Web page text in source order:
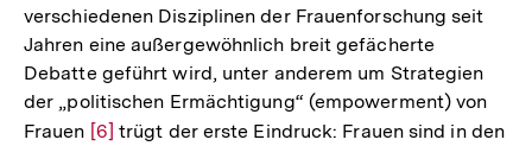
verschiedenen Disziplinen der Frauenforschung seit
Jahren eine außergewöhnlich breit gefächerte
Debatte geführt wird, unter anderem um Strategien
der „politischen Ermächtigung“ (empowerment) von
Frauen Zur
[6] trügt der erste Eindruck: Frauen sind in den